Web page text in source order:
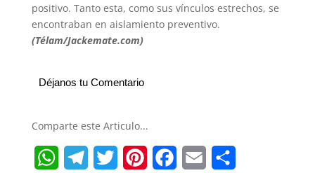
positivo. Tanto esta, como sus vínculos estrechos, se
encontraban en aislamiento preventivo.
(Télam/Jackemate.com)
Déjanos tu Comentario
Comparte este Articulo...